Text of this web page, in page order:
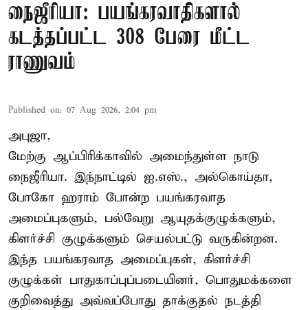
நைஜீரியா: பயங்கரவாதிகளால்
கடத்தப்பட்ட 308 பேரை மீட்ட
ராணுவம்
Published on: 07 Aug 2026, 2:04 pm
அபுஜா,
மேற்கு ஆப்பிரிக்காவில் அமைந்துள்ள நாடு
நைஜீரியா. இந்நாட்டில் ஐ.எஸ்., அல்கொய்தா,
போகோ ஹராம் போன்ற பயங்கரவாத
அமைப்புகளும், பல்வேறு ஆயுதக்குழுக்களும்,
கிளர்ச்சி குழுக்களும் செயல்பட்டு வருகின்றன.
இந்த பயங்கரவாத அமைப்புகள், கிளர்ச்சி
குழுக்கள் பாதுகாப்புப்படையினர், பொதுமக்களை
குறிவைத்து அவ்வப்போது தாக்குதல் நடத்தி